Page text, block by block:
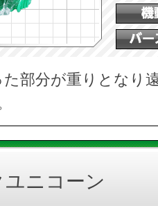
部分が重りとなり
ニコーン